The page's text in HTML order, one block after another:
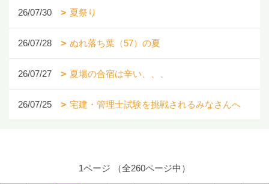
26/07/30 夏祭り
26/07/28 ぬれ落ち葉（57）の夏
26/07/27 夏場の合宿は辛い、、、
26/07/25 宅建・管理士試験を挑戦されるみなさんへ
1ページ （全260ページ中）